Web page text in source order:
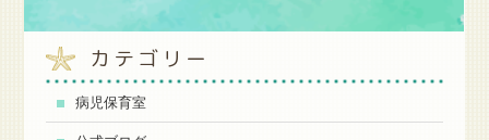
カテゴリー
病児保育室